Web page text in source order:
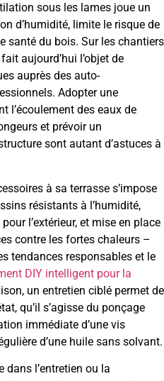
sous les lames joue un
d’humidité, limite le risque de
santé du bois. Sur les chantiers
aujourd’hui l’objet de
auprès des auto-
Adopter une
l’écoulement des eaux de
et prévoir un
sont autant d’astuces à
à sa terrasse s’impose
résistants à l’humidité,
l’extérieur, et mise en place
contre les fortes chaleurs –
tendances responsables et le
DIY intelligent pour la
un entretien ciblé permet de
qu’il s’agisse du ponçage
immédiate d’une vis
d’une huile sans solvant.
l’entretien ou la